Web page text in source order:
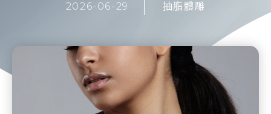
2026-06-29 抽脂體雕